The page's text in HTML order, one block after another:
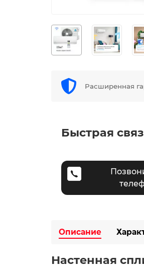
Расширенная
Быстрая
Описание
Настенная